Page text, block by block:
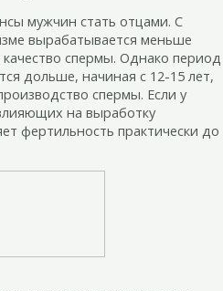
мужчин стать отцами. С
вырабатывается меньше
спермы. Однако период
дольше, начиная с 12-15 лет,
спермы. Если у
на выработку
фертильность практически до